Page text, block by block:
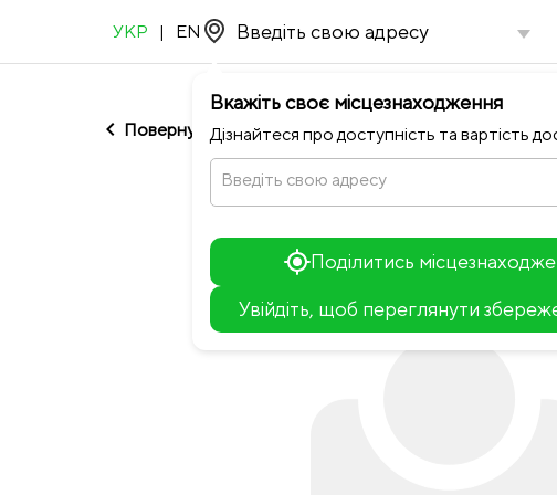
УКР | EN
Вкажіть своє місцезнаходження
Дізнайтеся про доступність та вартість
Введіть свою адресу
Поділитись
Увійдіть, щоб переглянути
chevron_left Повернутися до Сицилія